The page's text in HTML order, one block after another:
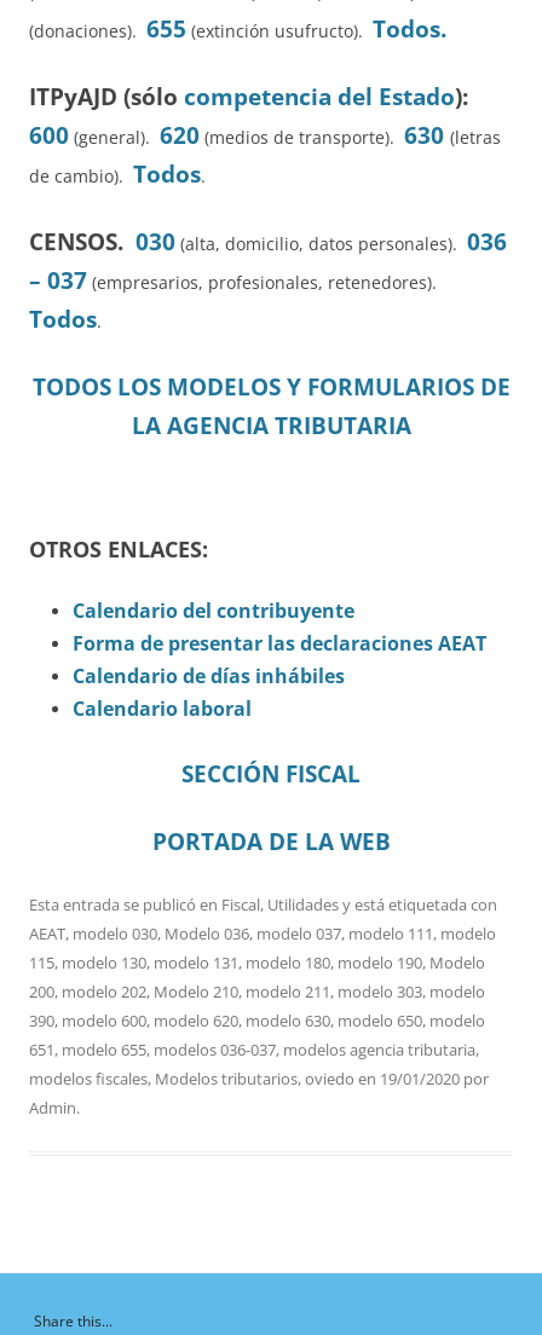
(donaciones). 655 (extinción usufructo). Todos.
ITPyAJD (sólo competencia del Estado):
600 (general). 620 (medios de transporte). 630 (letras
de cambio). Todos.
CENSOS. 030 (alta, domicilio, datos personales). 036
– 037 (empresarios, profesionales, retenedores).
Todos.
TODOS LOS MODELOS Y FORMULARIOS DE
LA AGENCIA TRIBUTARIA
OTROS ENLACES:
Calendario del contribuyente
Forma de presentar las declaraciones AEAT
Calendario de días inhábiles
Calendario laboral
SECCIÓN FISCAL
PORTADA DE LA WEB
Esta entrada se publicó en Fiscal, Utilidadesy está etiquetada con
AEAT, modelo 030, Modelo 036, modelo 037, modelo 111, modelo
115, modelo 130, modelo 131, modelo 180, modelo 190, Modelo
200, modelo 202, Modelo 210, modelo 211, modelo 303, modelo
390, modelo 600, modelo 620, modelo 630, modelo 650, modelo
651, modelo 655, modelos 036-037, modelos agencia tributaria,
modelos fiscales, Modelos tributarios,oviedo en 19/01/2020 por
Admin.
Share this...